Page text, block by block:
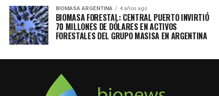
BIOMASA ARGENTINA 4 años ago
BIOMASA FORESTAL: CENTRAL PUERTO INVIRTIÓ
70 MILLONES DE DÓLARES EN ACTIVOS
FORESTALES DEL GRUPO MASISA EN ARGENTINA